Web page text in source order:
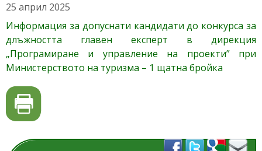
25 април 2025
Информация за допуснати кандидати до конкурса за
длъжността главен експерт в дирекция
„Програмиране и управление на проекти” при
Министерството на туризма – 1 щатна бройка